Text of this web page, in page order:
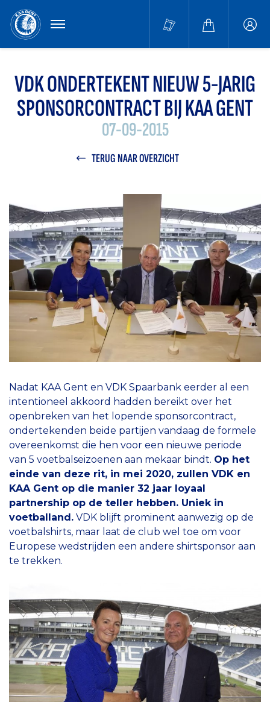
MENU
VDK ONDERTEKENT NIEUW 5-JARIG
SPONSORCONTRACT BIJ KAA GENT
07-09-2015
TERUG NAAR OVERZICHT
Nadat KAA Gent en VDK Spaarbank eerder al een
intentioneel akkoord hadden bereikt over het
openbreken van het lopende sponsorcontract,
ondertekenden beide partijen vandaag de formele
overeenkomst die hen voor een nieuwe periode
van 5 voetbalseizoenen aan mekaar bindt. Op het
einde van deze rit, in mei 2020, zullen VDK en
KAA Gent op die manier 32 jaar loyaal
partnership op de teller hebben. Uniek in
voetballand. VDK blijft prominent aanwezig op de
voetbalshirts, maar laat de club wel toe om voor
Europese wedstrijden een andere shirtsponsor aan
te trekken.